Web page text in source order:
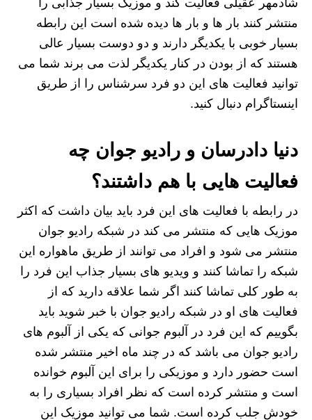
منتشر کنند بار ها و بار ها دیده شده است این رابطه
بسیار خوبی با یکدیگر دارند و دو دوست بسیار عالی
هستند که از بودن در کنار یکدیگر لذت می برند شما می
توانید فعالیت های این دو فرد سرشناس را از طریق
اینستاگرام دنبال کنید.
دنیا دادرسان و رادیو جوان چه
فعالیت هایی با هم داشتند؟
در رابطه با فعالیت های این فرد باید بیان داشت که اکثر
موزیک هایی که منتشر می کند در شبکه رادیو جوان
منتشر می شود و افراد می توانند از طریق ماهواره این
شبکه را تماشا کنند و ویدیو های بسیار جذاب این فرد را
به طور کلی تماشا کنند اگر شما علاقه دارید که از
فعالیت های او در شبکه رادیو جوان با خبر شوید باید
بگوییم که این فرد در آلبوم جوانی که یکی از آلبوم های
رادیو جوان می باشد که در چند ماه اخیر منتشر شده
است حضور دارد و موزیکی را برای این آلبوم خوانده
است و منتشر کرده است که نظر افراد بسیاری را به
خودش جلب کرده است. شما می توانید موزیک این